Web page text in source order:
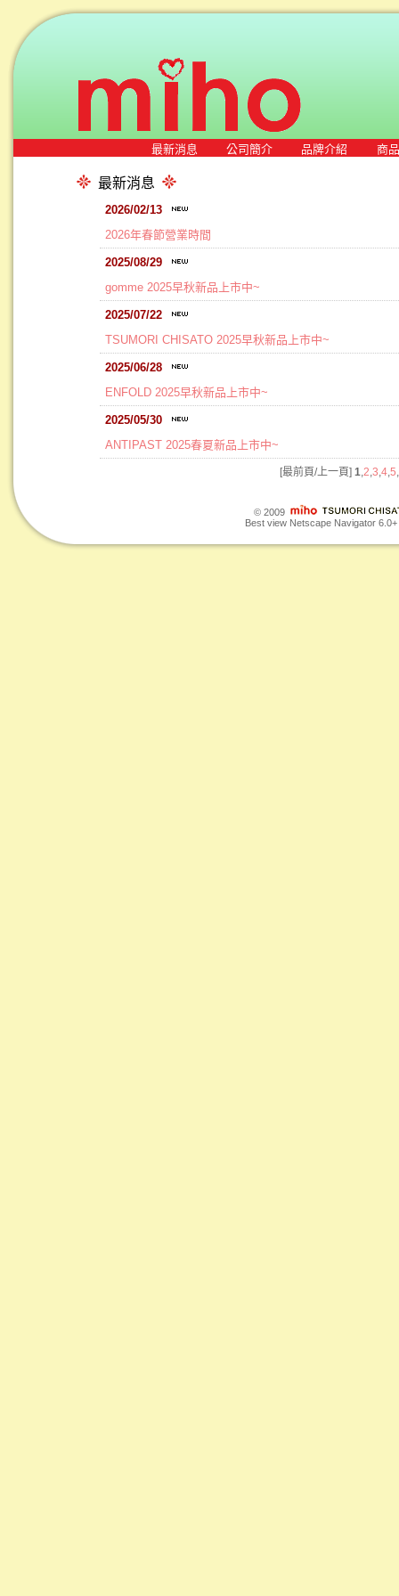
最新消息 公司簡介 品牌介紹 商
最新消息
2026/02/13
2026年春節營業時間
2025/08/29
gomme 2025早秋新品上市中~
2025/07/22
TSUMORI CHISATO 2025早秋新品上市中~
2025/06/28
ENFOLD 2025早秋新品上市中~
2025/05/30
ANTIPAST 2025春夏新品上市中~
[最前頁/上一頁] 1 2 3 4 5
© 2009
Best view Netscape Navigator